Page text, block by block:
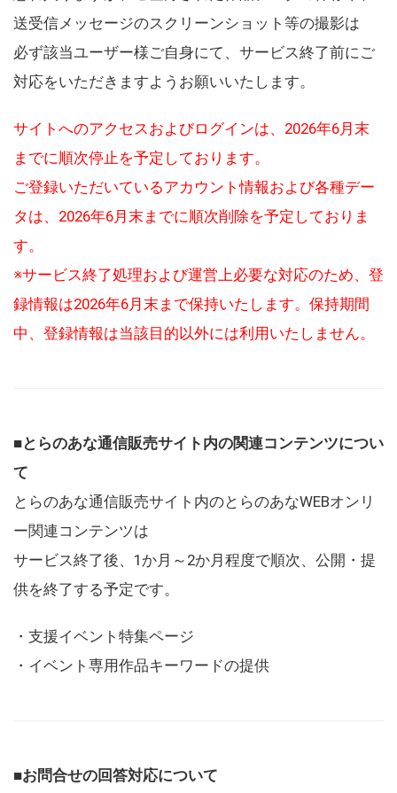
送受信メッセージのスクリーンショット等の撮影は
必ず該当ユーザー様ご自身にて、サービス終了前にご
対応をいただきますようお願いいたします。
サイトへのアクセスおよびログインは、2026年6月末
までに順次停止を予定しております。
ご登録いただいているアカウント情報および各種デー
タは、2026年6月末までに順次削除を予定しておりま
す。
※サービス終了処理および運営上必要な対応のため、登
録情報は2026年6月末まで保持いたします。保持期間
中、登録情報は当該目的以外には利用いたしません。
■とらのあな通信販売サイト内の関連コンテンツについ
て
とらのあな通信販売サイト内のとらのあなWEBオンリ
ー関連コンテンツは
サービス終了後、1か月～2か月程度で順次、公開・提
供を終了する予定です。
・支援イベント特集ページ
・イベント専用作品キーワードの提供
■お問合せの回答対応について